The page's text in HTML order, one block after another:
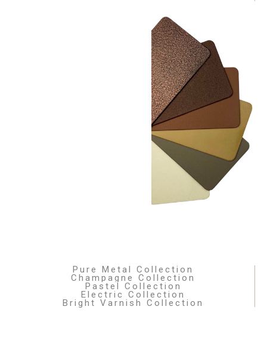
Pure Metal Collection
Champagne Collection
Pastel Collection
Electric Collection
Bright Varnish Collection